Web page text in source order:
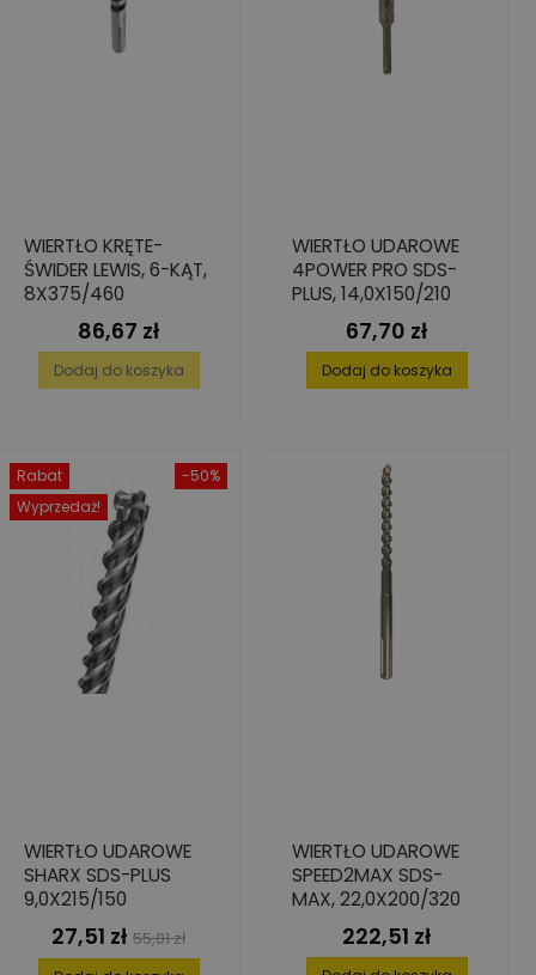
WIERTŁO KRĘTE-
ŚWIDER LEWIS, 6-KĄT,
8X375/460
Cena
86,67 zł
Dodaj do koszyka
WIERTŁO UDAROWE
4POWER PRO SDS-
PLUS, 14,0X150/210
Cena
67,70 zł
Dodaj do koszyka
-50%
Rabat
Wyprzedaż!
WIERTŁO UDAROWE
SHARX SDS-PLUS
9,0X215/150
Cena
27,51 zł Cena
podstawowa
55,01 zł
WIERTŁO UDAROWE
SPEED2MAX SDS-
MAX, 22,0X200/320
Cena
222,51 zł